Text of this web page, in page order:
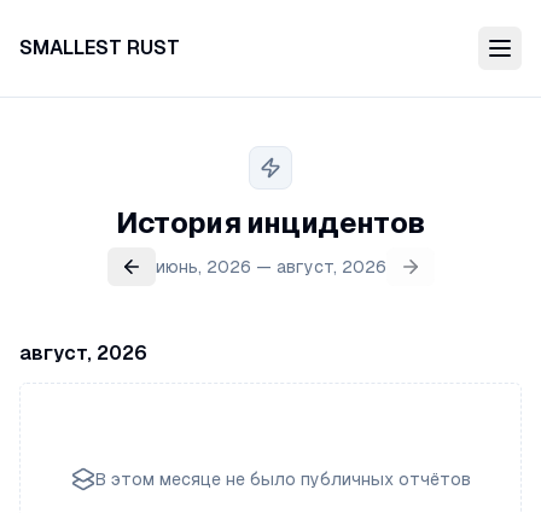
SMALLEST RUST
История инцидентов
июнь, 2026 — август, 2026
август, 2026
В этом месяце не было публичных отчётов